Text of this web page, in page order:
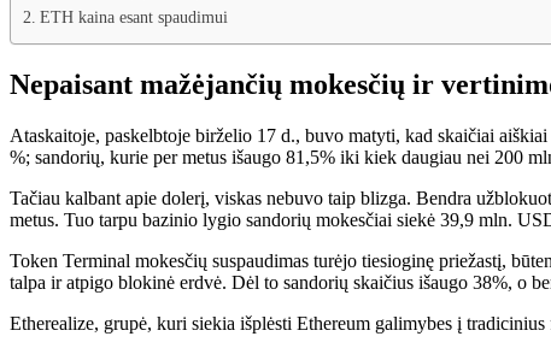
ETH kaina esant spaudimui
Nepaisant mažėjančių mokesčių ir
Ataskaitoje, paskelbtoje birželio 17 d., buvo matyti, kad skaičiai
%; sandorių, kurie per metus išaugo 81,5% iki kiek daugiau nei 200
Tačiau kalbant apie dolerį, viskas nebuvo taip blizga. Bendra
metus. Tuo tarpu bazinio lygio sandorių mokesčiai siekė 39,9 mln.
Token Terminal mokesčių suspaudimas turėjo tiesioginę priežastį,
talpa ir atpigo blokinė erdvė. Dėl to sandorių skaičius išaugo 38%, o
Etherealize, grupė, kuri siekia išplėsti Ethereum galimybes į